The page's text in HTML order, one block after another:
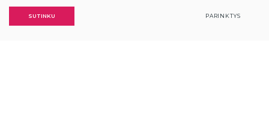
SUTINKU PARINKTYS